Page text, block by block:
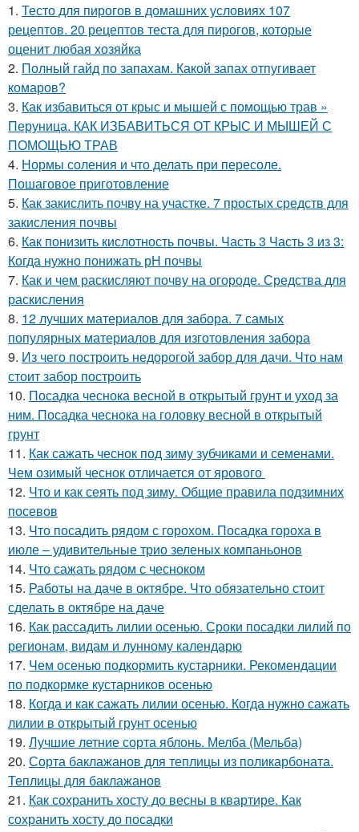
1. Тесто для пирогов в домашних условиях 107
рецептов. 20 рецептов теста для пирогов, которые
оценит любая хозяйка
2. Полный гайд по запахам. Какой запах отпугивает
комаров?
3. Как избавиться от крыс и мышей с помощью трав »
Перуница. КАК ИЗБАВИТЬСЯ ОТ КРЫС И МЫШЕЙ С
ПОМОЩЬЮ ТРАВ
4. Нормы соления и что делать при пересоле.
Пошаговое приготовление
5. Как закислить почву на участке. 7 простых средств для
закисления почвы
6. Как понизить кислотность почвы. Часть 3 Часть 3 из 3:
Когда нужно понижать рН почвы
7. Как и чем раскисляют почву на огороде. Средства для
раскисления
8. 12 лучших материалов для забора. 7 самых
популярных материалов для изготовления забора
9. Из чего построить недорогой забор для дачи. Что нам
стоит забор построить
10. Посадка чеснока весной в открытый грунт и уход за
ним. Посадка чеснока на головку весной в открытый
грунт
11. Как сажать чеснок под зиму зубчиками и семенами.
Чем озимый чеснок отличается от ярового
12. Что и как сеять под зиму. Общие правила подзимних
посевов
13. Что посадить рядом с горохом. Посадка гороха в
июле – удивительные трио зеленых компаньонов
14. Что сажать рядом с чесноком
15. Работы на даче в октябре. Что обязательно стоит
сделать в октябре на даче
16. Как рассадить лилии осенью. Сроки посадки лилий по
регионам, видам и лунному календарю
17. Чем осенью подкормить кустарники. Рекомендации
по подкормке кустарников осенью
18. Когда и как сажать лилии осенью. Когда нужно сажать
лилии в открытый грунт осенью
19. Лучшие летние сорта яблонь. Мелба (Мельба)
20. Сорта баклажанов для теплицы из поликарбоната.
Теплицы для баклажанов
21. Как сохранить хосту до весны в квартире. Как
сохранить хосту до посадки